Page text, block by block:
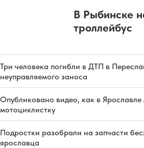
В Рыбинске
троллейбус
Три человека погибли в ДТП в
неуправляемого заноса
Опубликовано видео, как в Ярославле
мотоциклистку
Подростки разобрали на запчасти
ярославца